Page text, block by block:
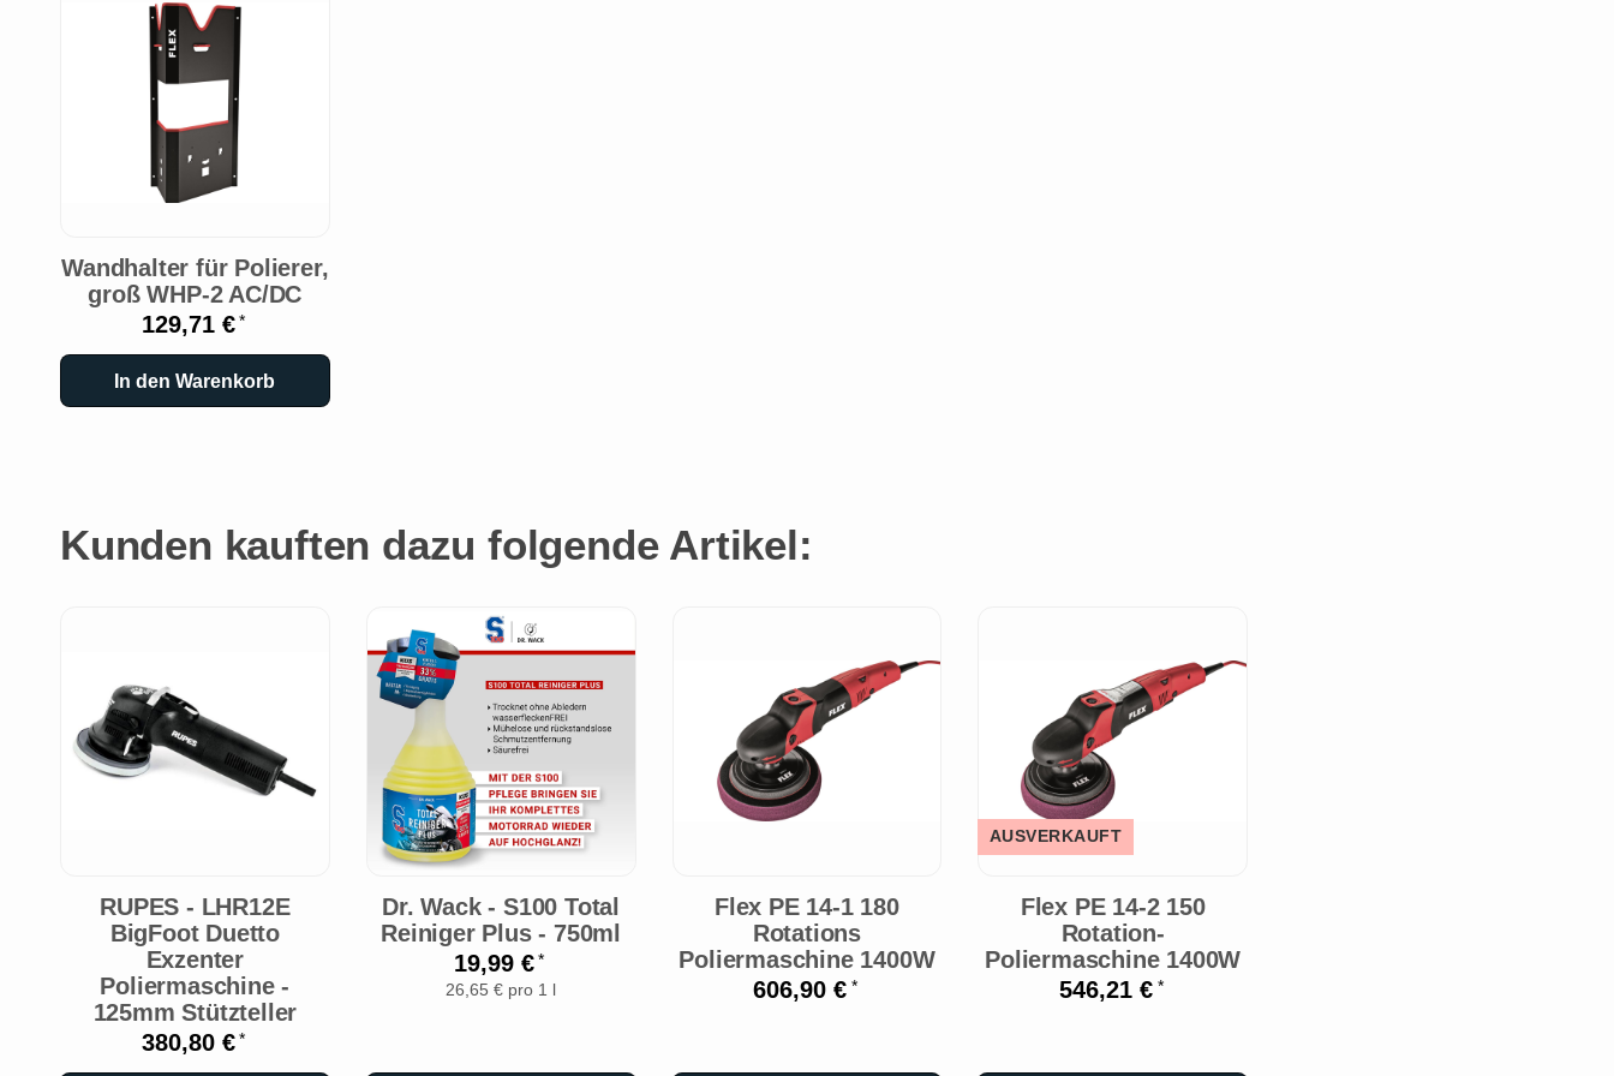
Wandhalter für Polierer,
groß WHP-2 AC/DC
129,71 €*
In den Warenkorb
Kunden kauften dazu folgende Artikel:
RUPES - LHR12E
BigFoot Duetto
Exzenter
Poliermaschine -
125mm Stützteller
380,80 €*
Dr. Wack - S100 Total
Reiniger Plus - 750ml
19,99 €*
26,65 € pro 1 l
Flex PE 14-1 180
Rotations
Poliermaschine 1400W
606,90 €*
AUSVERKAUFT
Flex PE 14-2 150
Rotation-
Poliermaschine 1400W
546,21 €*